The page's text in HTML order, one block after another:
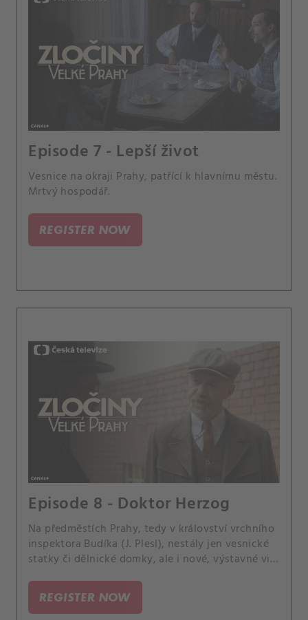
Episode 7 - Lepší život
Vesnice na okraji Prahy, patřící k hlavnímu městu.
Mrtvý hospodář.
REGISTER NOW
Episode 8 - Doktor Herzog
Na předměstích Prahy, tedy v království vrchního
inspektora Budíka (J. Plesl), nestály jen vesnické
statky či dělnické domky, ale i nové, výstavné vily
REGISTER NOW